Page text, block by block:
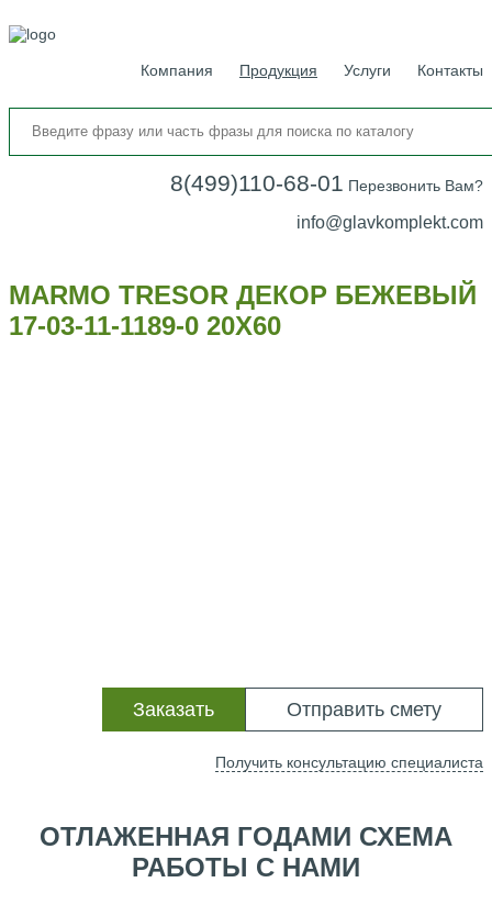
Компания Продукция Услуги Контакты
8(499)110-68-01 Перезвонить Вам?
info@glavkomplekt.com
MARMO TRESOR ДЕКОР БЕЖЕВЫЙ
17-03-11-1189-0 20Х60
Отправить смету
Заказать
Получить консультацию специалиста
ОТЛАЖЕННАЯ ГОДАМИ СХЕМА
РАБОТЫ С НАМИ